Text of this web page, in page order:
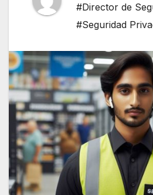
#Director de
#Seguridad